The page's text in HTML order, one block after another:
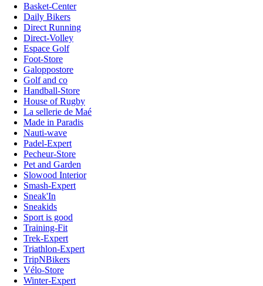
Basket-Center
Daily Bikers
Direct Running
Direct-Volley
Espace Golf
Foot-Store
Galoppostore
Golf and co
Handball-Store
House of Rugby
La sellerie de Maé
Made in Paradis
Nauti-wave
Padel-Expert
Pecheur-Store
Pet and Garden
Slowood Interior
Smash-Expert
Sneak'In
Sneakids
Sport is good
Training-Fit
Trek-Expert
Triathlon-Expert
TripNBikers
Vélo-Store
Winter-Expert